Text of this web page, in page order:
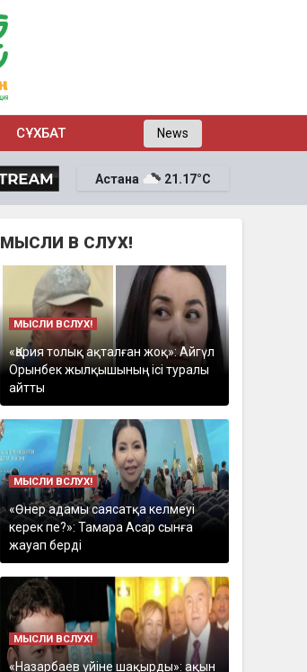
СҰХБАТ News
Астана 21.17°C
МЫСЛИ В СЛУХ!
МЫСЛИ ВСЛУХ!
«Қария толық ақталған жоқ»: Айгүл
Орынбек жылқышының ісі туралы
айтты
МЫСЛИ ВСЛУХ!
«Өнер адамы саясатқа келмеуі
керек пе?»: Тамара Асар сынға
жауап берді
МЫСЛИ ВСЛУХ!
«Назарбаев үйіне шақырды»: ақын